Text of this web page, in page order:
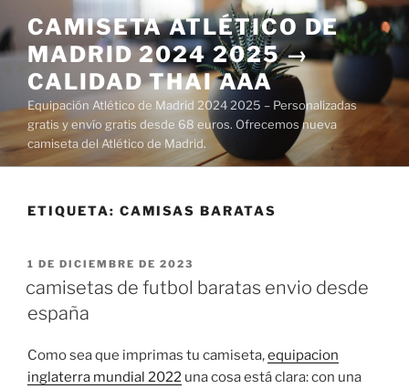
al
contenido
CAMISETA ATLÉTICO DE
MADRID 2024 2025 →
CALIDAD THAI AAA
Equipación Atlético de Madrid 2024 2025 – Personalizadas
gratis y envío gratis desde 68 euros. Ofrecemos nueva
camiseta del Atlético de Madrid.
ETIQUETA: CAMISAS BARATAS
PUBLICADO
1 DE DICIEMBRE DE 2023
camisetas de futbol baratas envio desde
españa
Como sea que imprimas tu camiseta,equipacion
inglaterra mundial 2022 una cosa está clara: con una